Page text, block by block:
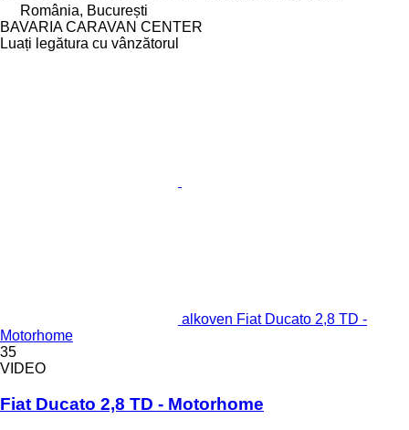
România, București
BAVARIA CARAVAN CENTER
Luați legătura cu vânzătorul
alkoven Fiat Ducato 2,8 TD -
Motorhome
35
VIDEO
Fiat Ducato 2,8 TD - Motorhome